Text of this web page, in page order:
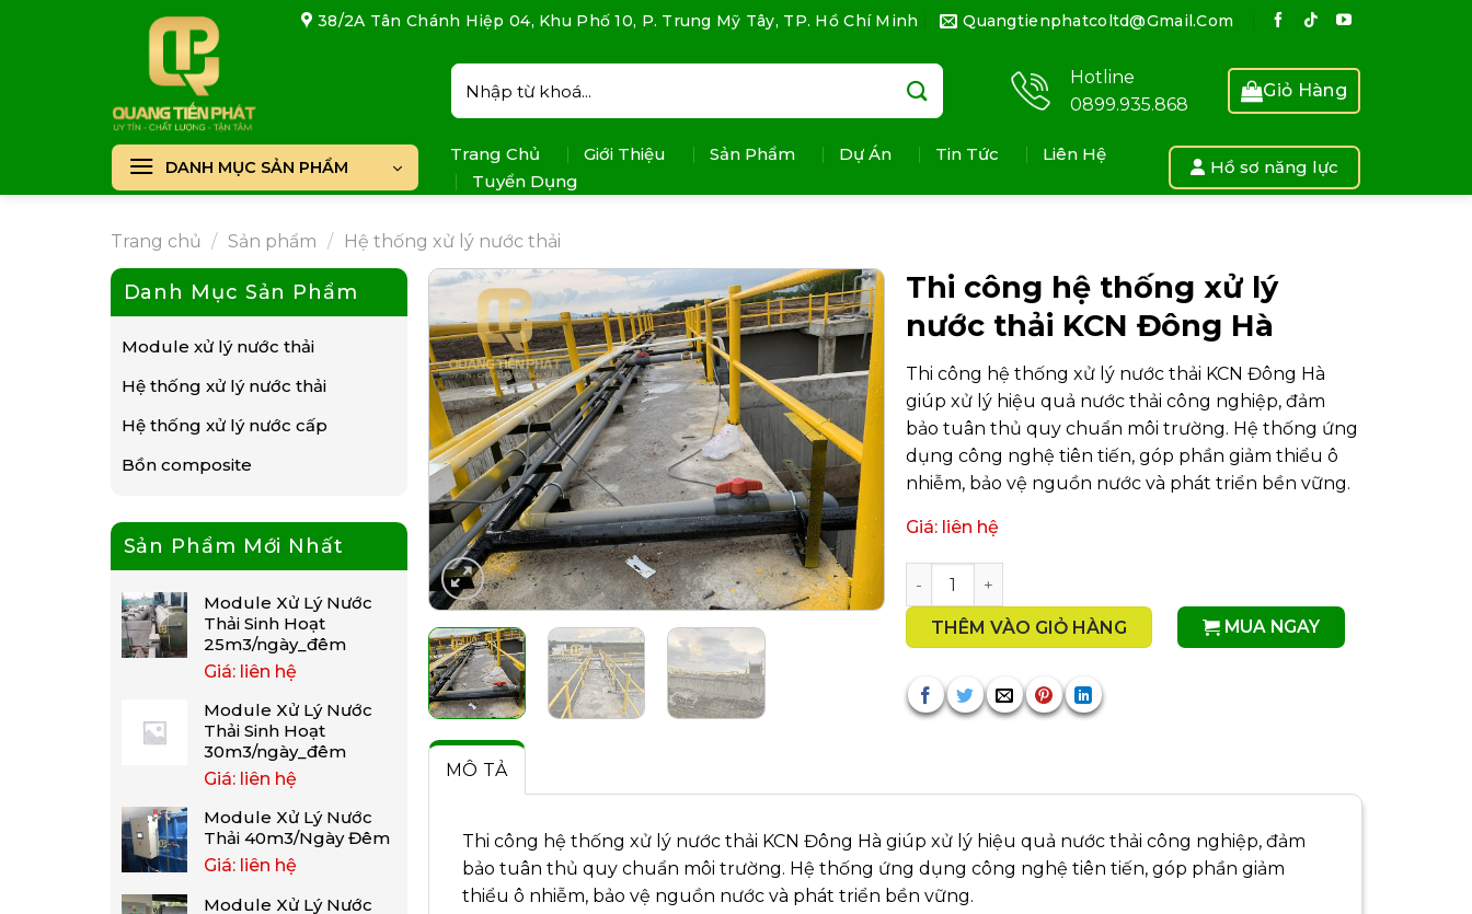
38/2A Tân Chánh Hiệp 04, Khu Phố 10, P. Trung Mỹ Tây, TP. Hồ Chí Minh Quangtienphatcoltd@gmail.com
Tìm
kiếm:
Hotline
0899.935.868
Giỏ Hàng
DANH MỤC SẢN PHẨM
Trang Chủ Giới Thiệu Sản Phẩm Dự Án Tin Tức
Liên Hệ
Tuyển Dụng
Hồ sơ năng lực
Trang chủ / Sản phẩm / Hệ thống xử lý nước thải
Danh Mục Sản Phẩm
Module xử lý nước thải
Hệ thống xử lý nước thải
Hệ thống xử lý nước cấp
Bồn composite
Sản Phẩm Mới Nhất
Module Xử Lý Nước
Thải Sinh Hoạt
25m3/ngày_đêm
Giá: liên hệ
Module Xử Lý Nước
Thải Sinh Hoạt
30m3/ngày_đêm
Giá: liên hệ
Module Xử Lý Nước
Thải 40m3/Ngày Đêm
Giá: liên hệ
Module Xử Lý Nước
Thi công hệ thống xử lý
nước thải KCN Đông Hà
Thi công hệ thống xử lý nước thải KCN Đông Hà
giúp xử lý hiệu quả nước thải công nghiệp, đảm
bảo tuân thủ quy chuẩn môi trường. Hệ thống ứng
dụng công nghệ tiên tiến, góp phần giảm thiểu ô
nhiễm, bảo vệ nguồn nước và phát triển bền vững.
Giá: liên hệ
Thi công hệ thống xử lý nước thải KCN Đông Hà số lượng
THÊM VÀO GIỎ HÀNG MUA NGAY
MÔ TẢ
Thi công hệ thống xử lý nước thải KCN Đông Hà giúp xử lý hiệu quả nước thải công nghiệp, đảm
bảo tuân thủ quy chuẩn môi trường. Hệ thống ứng dụng công nghệ tiên tiến, góp phần giảm
thiểu ô nhiễm, bảo vệ nguồn nước và phát triển bền vững.